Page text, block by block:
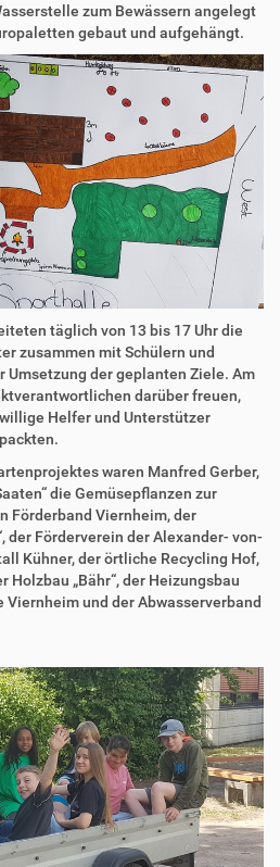
zum Bewässern angelegt
gebaut und aufgehängt.
täglich von 13 bis 17 Uhr die
zusammen mit Schülern und
Umsetzung der geplanten Ziele. Am
darüber freuen,
Helfer und Unterstützer
waren Manfred Gerber,
die Gemüsepflanzen zur
Förderband Viernheim, der
der Förderverein der Alexander- von-
Kühner, der örtliche Recycling Hof,
Holzbau „Bähr“, der Heizungsbau
Viernheim und der Abwasserverband